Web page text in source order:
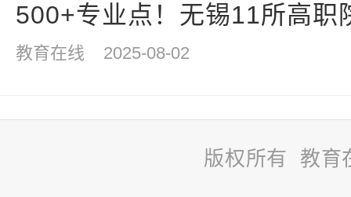
500+专业点！无锡11所高职
教育在线 2025-08-02
版权所有 教育